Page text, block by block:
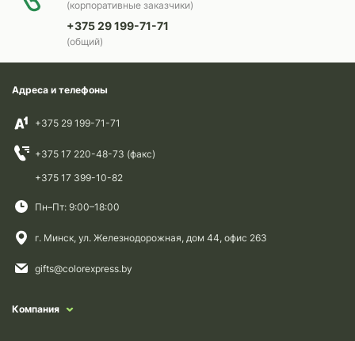
(корпоративные заказчики)
+375 29 199-71-71
(общий)
Адреса и телефоны
+375 29 199-71-71
+375 17 220-48-73 (факс)
+375 17 399-10-82
Пн–Пт: 9:00–18:00
г. Минск, ул. Железнодорожная, дом 44, офис 263
gifts@colorexpress.by
Компания